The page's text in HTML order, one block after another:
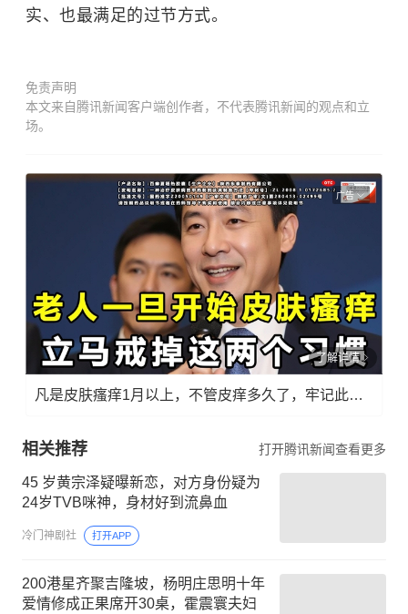
实、也最满足的过节方式。
免责声明
本文来自腾讯新闻客户端创作者，不代表腾讯新闻的观点和立
场。
广告
了解详情
凡是皮肤瘙痒1月以上，不管皮痒多久了，牢记此法，快！准！狠！
相关推荐 打开腾讯新闻查看更多
45 岁黄宗泽疑曝新恋，对方身份疑为
24岁TVB咪神，身材好到流鼻血
冷门神剧社 打开APP
200港星齐聚吉隆坡，杨明庄思明十年
爱情修成正果席开30桌，霍震寰夫妇